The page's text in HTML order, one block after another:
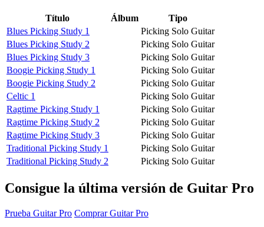
Título Álbum
Tipo
Blues Picking Study 1
Picking Solo Guitar
Blues Picking Study 2
Picking Solo Guitar
Blues Picking Study 3
Picking Solo Guitar
Boogie Picking Study 1
Picking Solo Guitar
Boogie Picking Study 2
Picking Solo Guitar
Celtic 1
Picking Solo Guitar
Ragtime Picking Study 1
Picking Solo Guitar
Ragtime Picking Study 2
Picking Solo Guitar
Ragtime Picking Study 3
Picking Solo Guitar
Traditional Picking Study 1
Picking Solo Guitar
Traditional Picking Study 2
Picking Solo Guitar
Consigue la última versión de Guitar Pro
Prueba Guitar Pro Comprar Guitar Pro